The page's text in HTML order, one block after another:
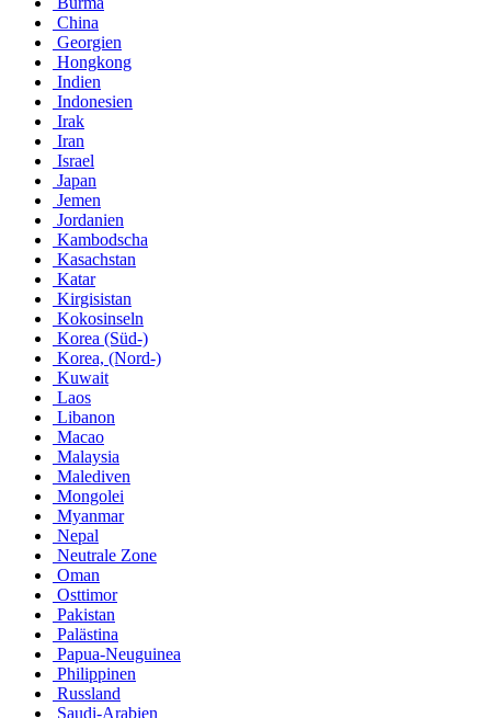
China
Georgien
Hongkong
Indien
Indonesien
Irak
Iran
Israel
Japan
Jemen
Jordanien
Kambodscha
Kasachstan
Katar
Kirgisistan
Kokosinseln
Korea (Süd-)
Korea, (Nord-)
Kuwait
Laos
Libanon
Macao
Malaysia
Malediven
Mongolei
Myanmar
Nepal
Neutrale Zone
Oman
Osttimor
Pakistan
Palästina
Papua-Neuguinea
Philippinen
Russland
Saudi-Arabien